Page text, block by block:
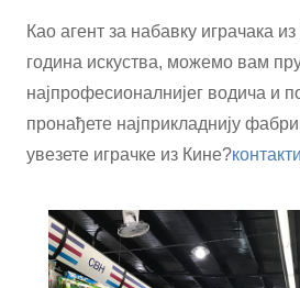
Као агент за набавку играчака
година искуства, можемо вам
најпрофесионалнијег водича и
пронађете најприкладнију
увезете играчке из Кине?